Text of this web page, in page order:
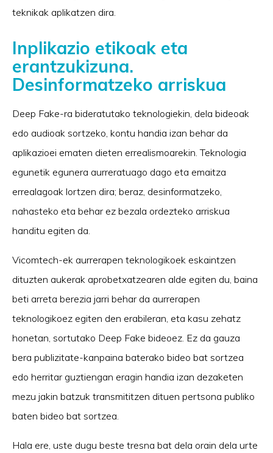
teknikak aplikatzen dira.
Inplikazio etikoak eta
erantzukizuna.
Desinformatzeko arriskua
Deep Fake-ra bideratutako teknologiekin, dela bideoak
edo audioak sortzeko, kontu handia izan behar da
aplikazioei ematen dieten errealismoarekin. Teknologia
egunetik egunera aurreratuago dago eta emaitza
errealagoak lortzen dira; beraz, desinformatzeko,
nahasteko eta behar ez bezala ordezteko arriskua
handitu egiten da.
Vicomtech-ek aurrerapen teknologikoek eskaintzen
dituzten aukerak aprobetxatzearen alde egiten du, baina
beti arreta berezia jarri behar da aurrerapen
teknologikoez egiten den erabileran, eta kasu zehatz
honetan, sortutako Deep Fake bideoez. Ez da gauza
bera publizitate-kanpaina baterako bideo bat sortzea
edo herritar guztiengan eragin handia izan dezaketen
mezu jakin batzuk transmititzen dituen pertsona publiko
baten bideo bat sortzea.
Hala ere, uste dugu beste tresna bat dela orain dela urte